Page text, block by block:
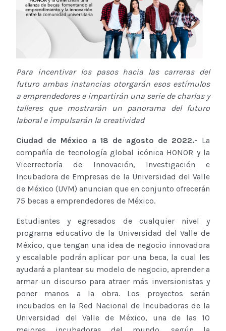
Para incentivar los pasos hacia las carreras del
futuro ambas instancias otorgarán esos estímulos
a emprendedores e impartirán una serie de charlas y
talleres que mostrarán un panorama del futuro
laboral e impulsarán la creatividad
Ciudad de México a 18 de agosto de 2022.- La
compañía de tecnología global icónica HONOR y la
Vicerrectoría de Innovación, Investigación e
Incubadora de Empresas de la Universidad del Valle
de México (UVM) anuncian que en conjunto ofrecerán
75 becas a emprendedores de México.
Estudiantes y egresados de cualquier nivel y
programa educativo de la Universidad del Valle de
México, que tengan una idea de negocio innovadora
y escalable podrán aplicar por una beca, la cual les
ayudará a plantear su modelo de negocio, aprender a
armar un discurso para atraer más inversionistas y
poner manos a la obra. Los proyectos serán
incubados en la Red Nacional de Incubadoras de la
Universidad del Valle de México, una de las 10